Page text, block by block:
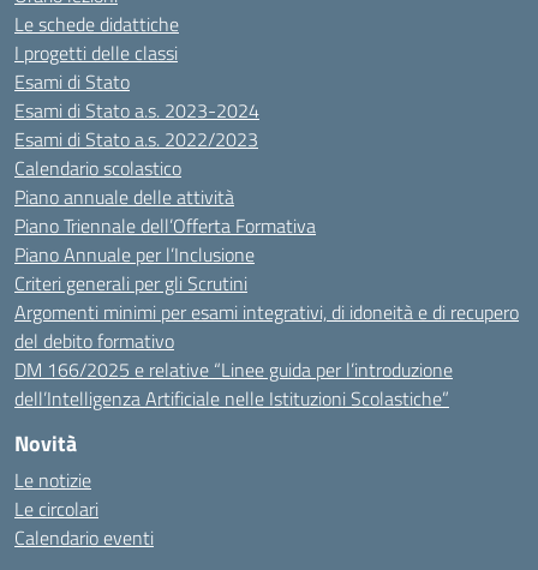
Le schede didattiche
I progetti delle classi
Esami di Stato
Esami di Stato a.s. 2023-2024
Esami di Stato a.s. 2022/2023
Calendario scolastico
Piano annuale delle attività
Piano Triennale dell’Offerta Formativa
Piano Annuale per l’Inclusione
Criteri generali per gli Scrutini
Argomenti minimi per esami integrativi, di idoneità e di recupero
del debito formativo
DM 166/2025 e relative “Linee guida per l’introduzione
dell’Intelligenza Artificiale nelle Istituzioni Scolastiche”
Novità
Le notizie
Le circolari
Calendario eventi